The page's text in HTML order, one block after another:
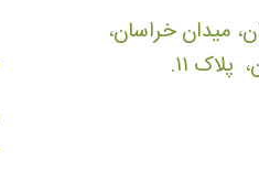
میدان خراسان،
۱۱.